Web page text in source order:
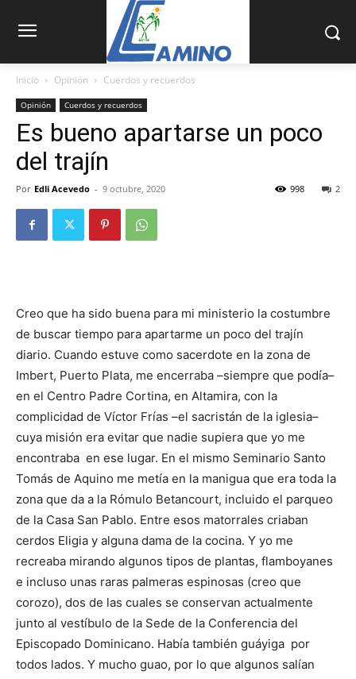
Inicio Opinión Cuerdos y recuerdos
Opinión Cuerdos y recuerdos
Es bueno apartarse un poco
del trajín
Por Edli Acevedo - 9 octubre, 2020 2
998
Creo que ha sido buena para mi ministerio la costumbre
de buscar tiempo para apartarme un poco del trajín
diario. Cuando estuve como sacerdote en la zona de
Imbert, Puerto Plata, me encerraba –siempre que podía–
en el Centro Padre Cortina, en Altamira, con la
complicidad de Víctor Frías –el sacristán de la iglesia–
cuya misión era evitar que nadie supiera que yo me
encontraba en ese lugar. En el mismo Seminario Santo
Tomás de Aquino me metía en la manigua que era toda la
zona que da a la Rómulo Betancourt, incluido el parqueo
de la Casa San Pablo. Entre esos matorrales criaban
cerdos Eligia y alguna dama de la cocina. Y yo me
recreaba mirando algunos tipos de plantas, flamboya­nes
e incluso unas raras palmeras espinosas (creo que
corozo), dos de las cuales se conservan actualmente
junto al vestíbulo de la Sede de la Conferencia del
Episcopado Domini­cano. Había también guáyiga por
todos lados. Y mucho guao, por lo que algunos salían